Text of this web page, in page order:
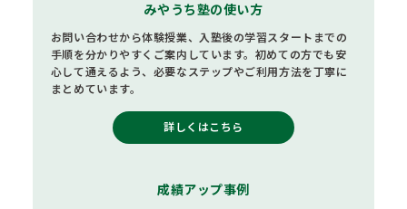
みやうち塾の使い方
お問い合わせから体験授業、入塾後の学習スタートまでの
手順を分かりやすくご案内しています。初めての方でも安
心して通えるよう、必要なステップやご利用方法を丁寧に
まとめています。
詳しくはこちら
成績アップ事例